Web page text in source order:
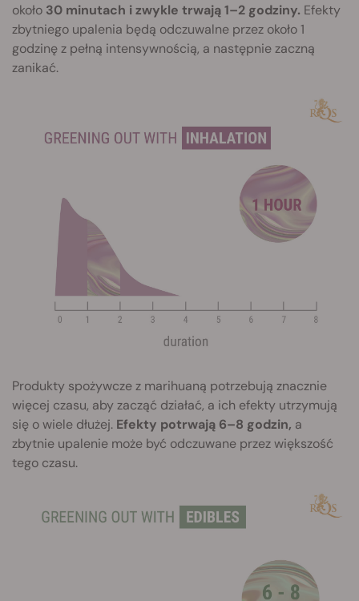
około 30 minutach i zwykle trwają 1–2 godziny. Efekty
zbytniego upalenia będą odczuwalne przez około 1
godzinę z pełną intensywnością, a następnie zaczną
zanikać.
Produkty spożywcze z marihuaną potrzebują znacznie
więcej czasu, aby zacząć działać, a ich efekty utrzymują
się o wiele dłużej. Efekty potrwają 6–8 godzin, a
zbytnie upalenie może być odczuwane przez większość
tego czasu.